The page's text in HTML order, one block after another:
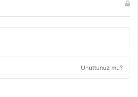
Unuttunuz mu?